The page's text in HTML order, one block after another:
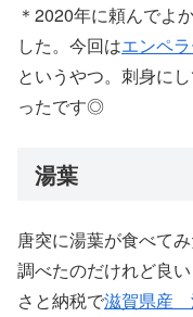
＊2020年に頼んでよ
した。今回はエンペ
というやつ。刺身に
ったです◎
湯葉
唐突に湯葉が食べて
調べたのだけれど良
さと納税で滋賀県産